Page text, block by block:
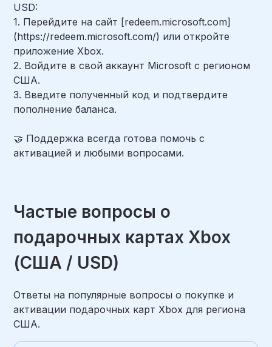
USD:
1. Перейдите на сайт [redeem.microsoft.com]
(https://redeem.microsoft.com/) или откройте
приложение Xbox.
2. Войдите в свой аккаунт Microsoft с регионом
США.
3. Введите полученный код и подтвердите
пополнение баланса.
🤝 Поддержка всегда готова помочь с
активацией и любыми вопросами.
Частые вопросы о
подарочных картах Xbox
(США / USD)
Ответы на популярные вопросы о покупке и
активации подарочных карт Xbox для региона
США.